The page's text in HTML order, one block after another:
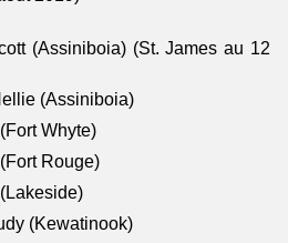
(Assiniboia) (St. James au 12
(Assiniboia)
Whyte)
Rouge)
(Kewatinook)